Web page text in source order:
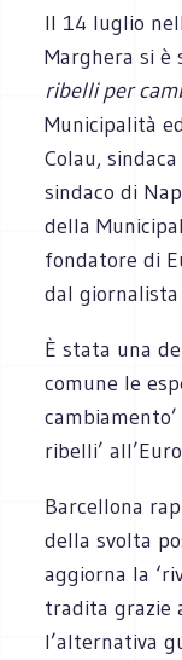
Il 14 luglio
Marghera si è
ribelli per
Municipalità
Colau,
sindaco di
della
fondatore di
dal giornalista
È stata una
comune le
ribelli’
Barcellona
della svolta
aggiorna la
tradita grazie
l’alternativa